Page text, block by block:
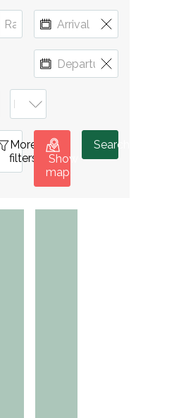
More
filters
Show
map
Search